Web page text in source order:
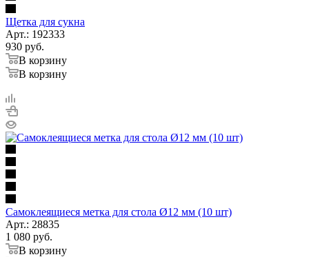
Щетка для сукна
Арт.: 192333
930 руб.
В корзину
В корзину
Самоклеящиеся метка для стола Ø12 мм (10 шт)
Арт.: 28835
1 080 руб.
В корзину